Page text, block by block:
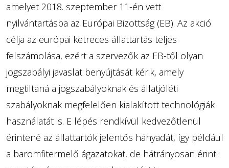
amelyet 2018. szeptember 11-én vett
nyilvántartásba az Európai Bizottság (EB). Az akció
célja az európai ketreces állattartás teljes
felszámolása, ezért a szervezők az EB-től olyan
jogszabályi javaslat benyújtását kérik, amely
megtiltaná a jogszabályoknak és állatjóléti
szabályoknak megfelelően kialakított technológiák
használatát is. E lépés rendkívül kedvezőtlenül
érintené az állattartók jelentős hányadát, így például
a baromfitermelő ágazatokat, de hátrányosan érinti